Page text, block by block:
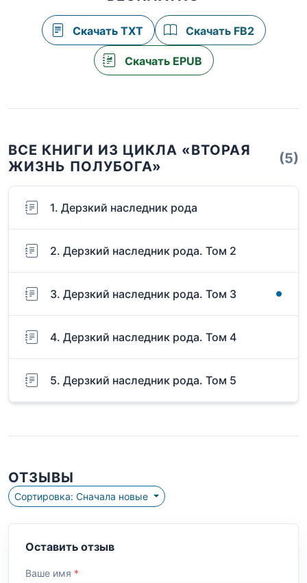
Скачать TXT Скачать FB2
Скачать EPUB
ВСЕ КНИГИ ИЗ ЦИКЛА «ВТОРАЯ
ЖИЗНЬ ПОЛУБОГА»
(5)
1. Дерзкий наследник рода
2. Дерзкий наследник рода. Том 2
3. Дерзкий наследник рода. Том 3
4. Дерзкий наследник рода. Том 4
5. Дерзкий наследник рода. Том 5
ОТЗЫВЫ
Сортировка: Сначала новые
Оставить отзыв
Ваше имя *